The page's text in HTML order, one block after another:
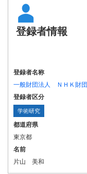
登録者情報
登録者名称
一般財団法人 ＮＨＫ財団
登録者区分
学術研究
都道府県
東京都
名前
片山 美和